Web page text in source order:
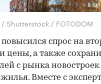
Shutterstock / FOTODOM
спрос на
цены, а также
с рынка
жилья. Вместе с